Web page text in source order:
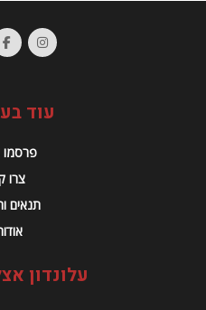
עוד
פרסמו
צרו
תנאים
עלונדון